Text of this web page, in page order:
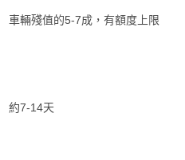
車輛殘值的5-7成，有額度上限
約7-14天